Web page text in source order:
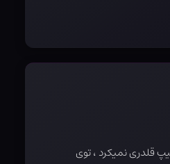
قلدری نمیکرد ، توی